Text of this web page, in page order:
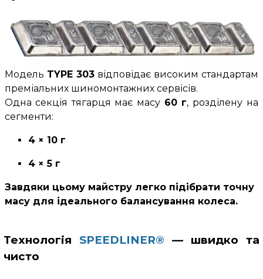
Модель TYPE 303відповідає високим стандартам
преміальних шиномонтажних сервісів.
Одна секція тягарця має масу 60 г, розділену на
сегменти:
4 × 10 г
4 × 5 г
Завдяки цьому майстру легко підібрати точну
масу для ідеального балансування колеса.
Технологія SPEEDLINER® — швидко та
чисто